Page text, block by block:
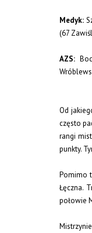
Medyk:
(67
AZS:
Od
często
rangi
punkty.
Pomimo
Łęczna.
połowie